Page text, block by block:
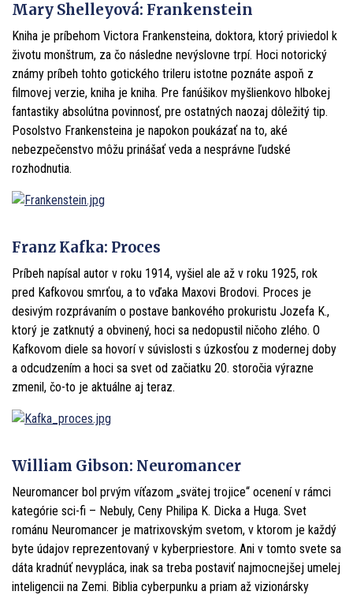
Mary Shelleyová: Frankenstein
Kniha je príbehom Victora Frankensteina, doktora, ktorý priviedol k
životu monštrum, za čo následne nevýslovne trpí. Hoci notorický
známy príbeh tohto gotického trileru istotne poznáte aspoň z
filmovej verzie, kniha je kniha. Pre fanúšikov myšlienkovo hlbokej
fantastiky absolútna povinnosť, pre ostatných naozaj dôležitý tip.
Posolstvo Frankensteina je napokon poukázať na to, aké
nebezpečenstvo môžu prinášať veda a nesprávne ľudské
rozhodnutia.
Franz Kafka: Proces
Príbeh napísal autor v roku 1914, vyšiel ale až v roku 1925, rok
pred Kafkovou smrťou, a to vďaka Maxovi Brodovi. Proces je
desivým rozprávaním o postave bankového prokuristu Jozefa K.,
ktorý je zatknutý a obvinený, hoci sa nedopustil ničoho zlého. O
Kafkovom diele sa hovorí v súvislosti s úzkosťou z modernej doby
a odcudzením a hoci sa svet od začiatku 20. storočia výrazne
zmenil, čo-to je aktuálne aj teraz.
William Gibson: Neuromancer
Neuromancer bol prvým víťazom „svätej trojice“ ocenení v rámci
kategórie sci-fi – Nebuly, Ceny Philipa K. Dicka a Huga. Svet
románu Neuromancer je matrixovským svetom, v ktorom je každý
byte údajov reprezentovaný v kyberpriestore. Ani v tomto svete sa
dáta kradnúť nevypláca, inak sa treba postaviť najmocnejšej umelej
inteligencii na Zemi. Biblia cyberpunku a priam až vizionársky